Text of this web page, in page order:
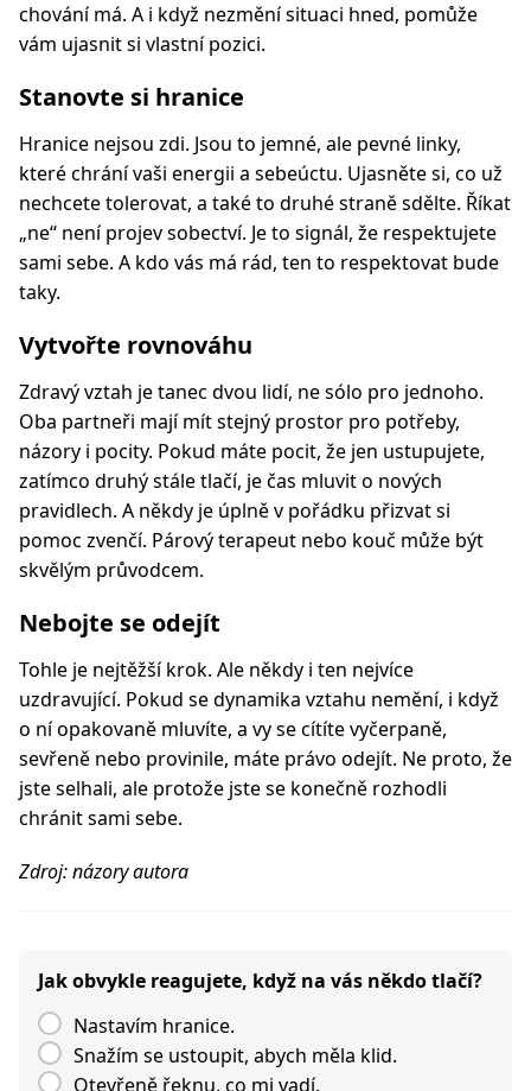
chování má. A i když nezmění situaci hned, pomůže
vám ujasnit si vlastní pozici.
Stanovte si hranice
Hranice nejsou zdi. Jsou to jemné, ale pevné linky,
které chrání vaši energii a sebeúctu. Ujasněte si, co už
nechcete tolerovat, a také to druhé straně sdělte. Říkat
„ne“ není projev sobectví. Je to signál, že respektujete
sami sebe. A kdo vás má rád, ten to respektovat bude
taky.
Vytvořte rovnováhu
Zdravý vztah je tanec dvou lidí, ne sólo pro jednoho.
Oba partneři mají mít stejný prostor pro potřeby,
názory i pocity. Pokud máte pocit, že jen ustupujete,
zatímco druhý stále tlačí, je čas mluvit o nových
pravidlech. A někdy je úplně v pořádku přizvat si
pomoc zvenčí. Párový terapeut nebo kouč může být
skvělým průvodcem.
Nebojte se odejít
Tohle je nejtěžší krok. Ale někdy i ten nejvíce
uzdravující. Pokud se dynamika vztahu nemění, i když
o ní opakovaně mluvíte, a vy se cítíte vyčerpaně,
sevřeně nebo provinile, máte právo odejít. Ne proto, že
jste selhali, ale protože jste se konečně rozhodli
chránit sami sebe.
Zdroj: názory autora
Jak obvykle reagujete, když na vás někdo tlačí?
Nastavím hranice.
Snažím se ustoupit, abych měla klid.
Otevřeně řeknu, co mi vadí.